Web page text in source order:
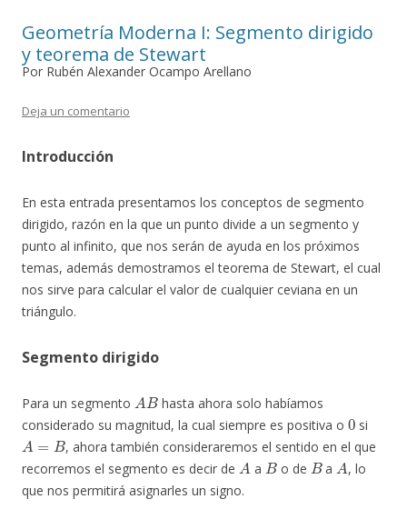
Geometría Moderna I: Segmento dirigido
y teorema de Stewart
Por Rubén Alexander Ocampo Arellano
Deja un comentario
Introducción
En esta entrada presentamos los conceptos de segmento
dirigido, razón en la que un punto divide a un segmento y
punto al infinito, que nos serán de ayuda en los próximos
temas, además demostramos el teorema de Stewart, el cual
nos sirve para calcular el valor de cualquier ceviana en un
triángulo.
Segmento dirigido
Para un segmento
A B
hasta ahora solo habíamos
considerado su magnitud, la cual siempre es positiva o
0
si
A=B
, ahora también consideraremos el sentido en el que
recorremos el segmento es decir de
A
a
B
o de
B
a
A
, lo
que nos permitirá asignarles un signo.